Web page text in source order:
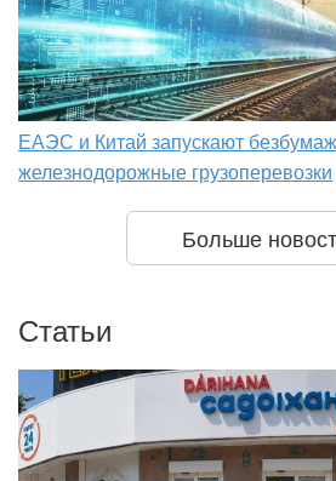
ЕАЭС и Китай запускают
железнодорожные грузоперевозки
Больше
Статьи